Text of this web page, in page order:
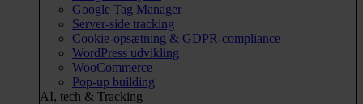
Google Tag Manager
Server-side tracking
Cookie-opsætning & GDPR-compliance
WordPress udvikling
WooCommerce
Pop-up building
AI, tech & Tracking